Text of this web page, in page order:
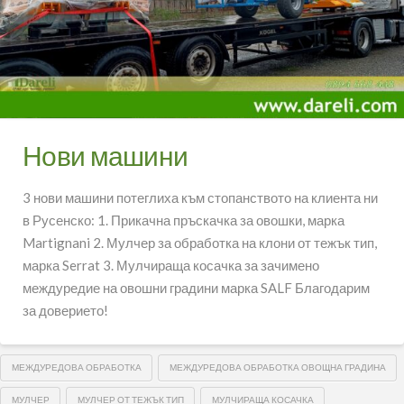
Нови машини
3 нови машини потеглиха към стопанството на клиента ни
в Русенско: 1. Прикачна пръскачка за овошки, марка
Martignani 2. Мулчер за обработка на клони от тежък тип,
марка Serrat 3. Мулчираща косачка за зачимено
междуредие на овошни градини марка SALF Благодарим
за доверието!
МЕЖДУРЕДОВА ОБРАБОТКА МЕЖДУРЕДОВА ОБРАБОТКА ОВОЩНА ГРАДИНА
МУЛЧЕР МУЛЧЕР ОТ ТЕЖЪК ТИП МУЛЧИРАЩА КОСАЧКА